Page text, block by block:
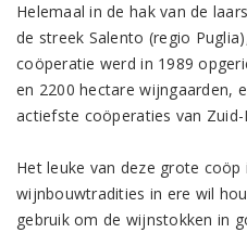
Helemaal in de hak van de
de streek Salento (regio
coöperatie werd in 1989
en 2200 hectare wijngaarden,
actiefste coöperaties van Zuid-
Het leuke van deze grote coöp
wijnbouwtradities in ere wil
gebruik om de wijnstokken in